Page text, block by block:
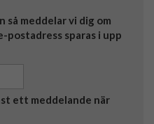
så meddelar vi dig om
postadress sparas i upp
ett meddelande när